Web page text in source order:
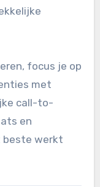
focus je op
met
call-to-
en
beste werkt